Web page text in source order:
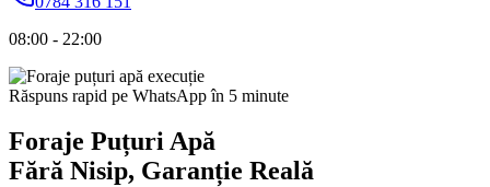
08:00 - 22:00
Răspuns rapid pe WhatsApp în 5 minute
Foraje Puțuri Apă
Fără Nisip, Garanție Reală